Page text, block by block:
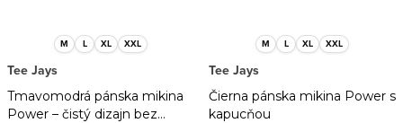
M L XL XXL
Tmavomodrá pánska mikina
Power – čistý dizajn bez
Tee Jays
M L XL XXL
Čierna pánska mikina Power s
kapucňou
Tee Jays